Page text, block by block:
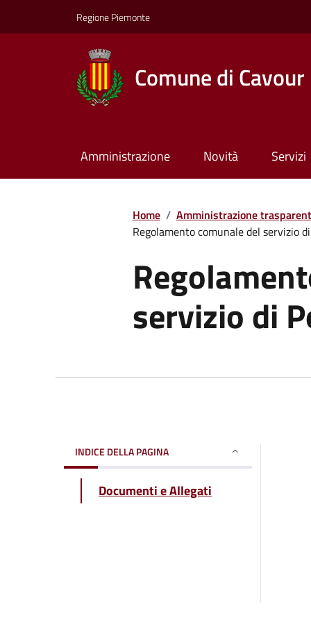
Regione Piemonte
Comune di Cavour
Amministrazione Novità Servizi
Home / Amministrazione
Regolamento comunale del servizio
servizio di
INDICE DELLA PAGINA
Documenti e Allegati